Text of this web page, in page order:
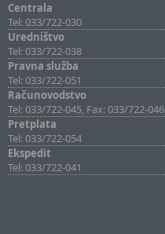
Centrala
Tel: 033/722-030
Uredništvo
Tel: 033/722-038
Pravna služba
Tel: 033/722-051
Računovodstvo
Tel: 033/722-045, Fax: 033/722-046
Pretplata
Tel: 033/722-054
Ekspedit
Tel: 033/722-041